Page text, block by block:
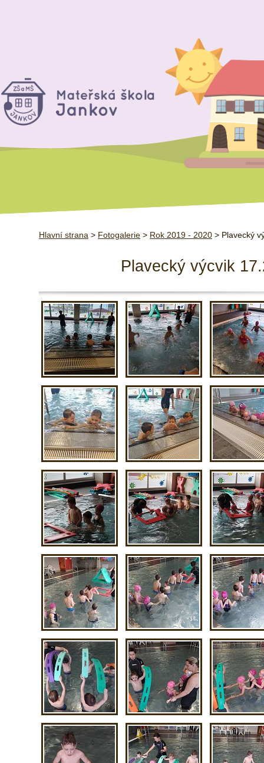
Hlavní strana > Fotogalerie > Rok 2019 - 2020 > Plavecký
Plavecký výcvik